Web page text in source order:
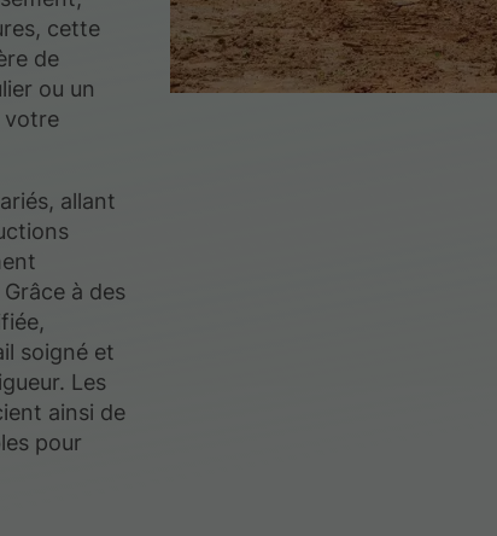
cette
de
ou un
votre
allant
à des
soigné et
Les
ainsi de
pour